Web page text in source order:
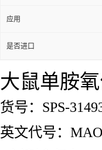
应用
是否进口
大鼠单胺
货号：SPS-
英文代号：